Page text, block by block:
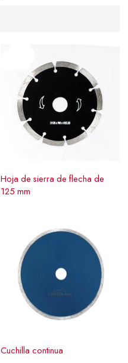
Hoja de sierra de flecha de
125 mm
Cuchilla continua